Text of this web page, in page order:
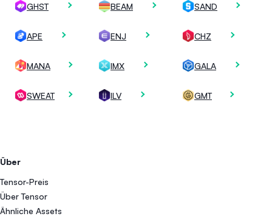
Über
Tensor-Preis
Über Tensor
Ähnliche Assets
GHST BEAM SAND
APE ENJ CHZ
MANA IMX GALA
SWEAT ILV GMT